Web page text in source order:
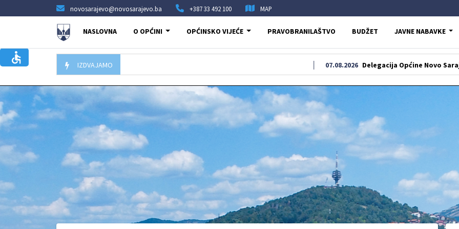
novosarajevo@novosarajevo.ba +387 33 492 100 MAP
NASLOVNA O OPĆINI OPĆINSKO VIJEĆE PRAVOBRANILAŠTVO BUDŽET JAVNE NABAVKE
IZDVAJAMO Delegacija Općine Novo Sarajevo